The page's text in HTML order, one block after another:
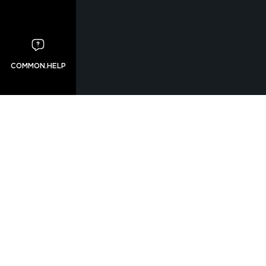
COMMON.HELP